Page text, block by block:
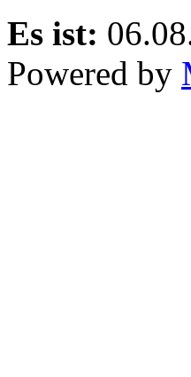
Es ist:
Powered by